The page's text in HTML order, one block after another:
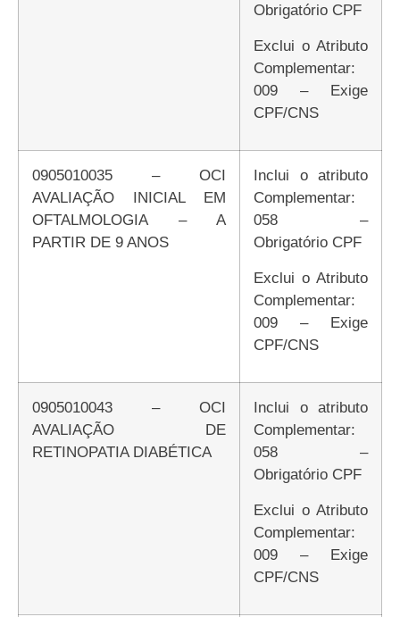
Obrigatório CPF
Exclui o Atributo
Complementar:
009 – Exige
CPF/CNS
0905010035 – OCI
AVALIAÇÃO INICIAL EM
OFTALMOLOGIA – A
PARTIR DE 9 ANOS
Inclui o atributo
Complementar:
058 –
Obrigatório CPF
Exclui o Atributo
Complementar:
009 – Exige
CPF/CNS
0905010043 – OCI
AVALIAÇÃO DE
RETINOPATIA DIABÉTICA
Inclui o atributo
Complementar:
058 –
Obrigatório CPF
Exclui o Atributo
Complementar:
009 – Exige
CPF/CNS